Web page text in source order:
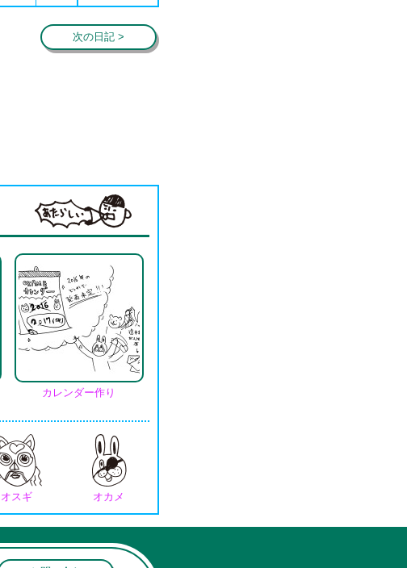
次の日記 >
カレンダー作り
オスギ オカメ